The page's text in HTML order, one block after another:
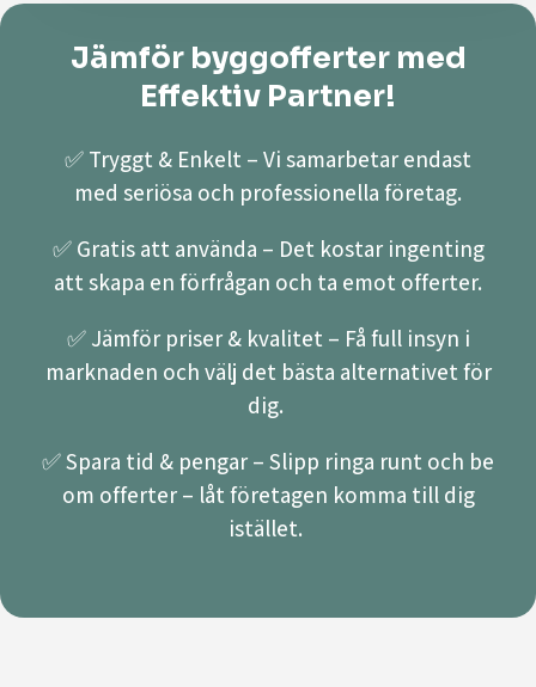
Jämför byggofferter med
Effektiv Partner!
✅ Tryggt & Enkelt – Vi samarbetar endast
med seriösa och professionella företag.
✅ Gratis att använda – Det kostar ingenting
att skapa en förfrågan och ta emot offerter.
✅ Jämför priser & kvalitet – Få full insyn i
marknaden och välj det bästa alternativet för
dig.
✅ Spara tid & pengar – Slipp ringa runt och be
om offerter – låt företagen komma till dig
istället.